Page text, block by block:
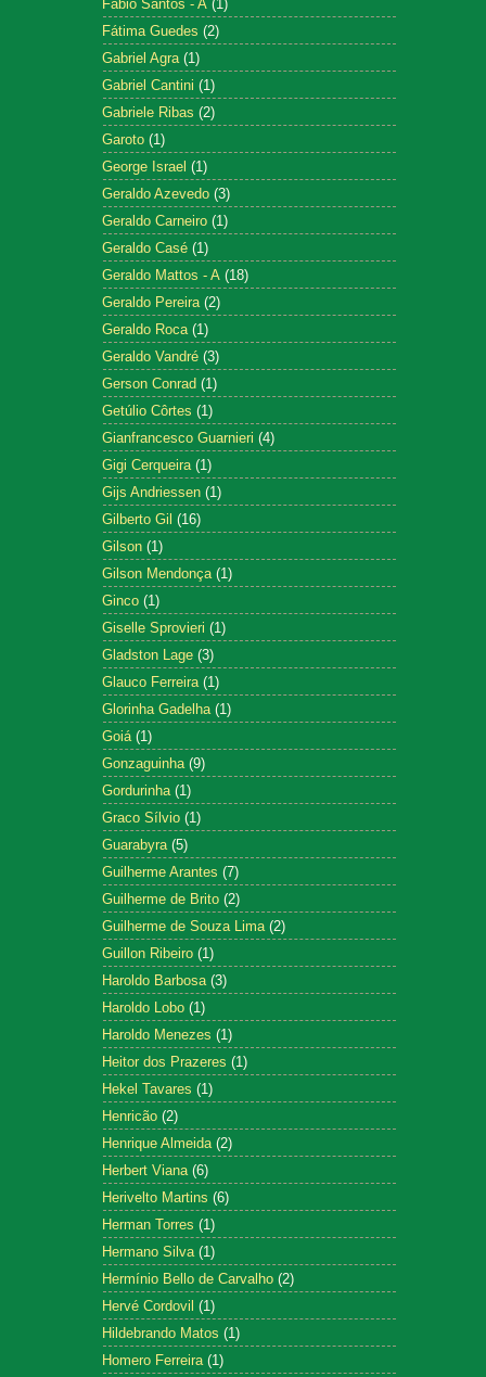
Fábio Santos - A (1)
Fátima Guedes (2)
Gabriel Agra (1)
Gabriel Cantini (1)
Gabriele Ribas (2)
Garoto (1)
George Israel (1)
Geraldo Azevedo (3)
Geraldo Carneiro (1)
Geraldo Casé (1)
Geraldo Mattos - A (18)
Geraldo Pereira (2)
Geraldo Roca (1)
Geraldo Vandré (3)
Gerson Conrad (1)
Getúlio Côrtes (1)
Gianfrancesco Guarnieri (4)
Gigi Cerqueira (1)
Gijs Andriessen (1)
Gilberto Gil (16)
Gilson (1)
Gilson Mendonça (1)
Ginco (1)
Giselle Sprovieri (1)
Gladston Lage (3)
Glauco Ferreira (1)
Glorinha Gadelha (1)
Goiá (1)
Gonzaguinha (9)
Gordurinha (1)
Graco Sílvio (1)
Guarabyra (5)
Guilherme Arantes (7)
Guilherme de Brito (2)
Guilherme de Souza Lima (2)
Guillon Ribeiro (1)
Haroldo Barbosa (3)
Haroldo Lobo (1)
Haroldo Menezes (1)
Heitor dos Prazeres (1)
Hekel Tavares (1)
Henricão (2)
Henrique Almeida (2)
Herbert Viana (6)
Herivelto Martins (6)
Herman Torres (1)
Hermano Silva (1)
Hermínio Bello de Carvalho (2)
Hervé Cordovil (1)
Hildebrando Matos (1)
Homero Ferreira (1)